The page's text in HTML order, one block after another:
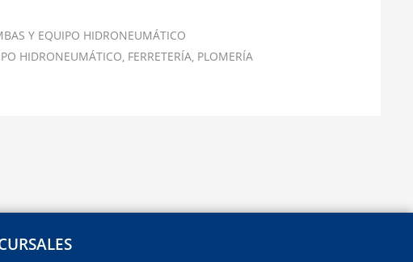
Y EQUIPO HIDRONEUMÁTICO
HIDRONEUMÁTICO FERRETERÍA PLOMERÍA